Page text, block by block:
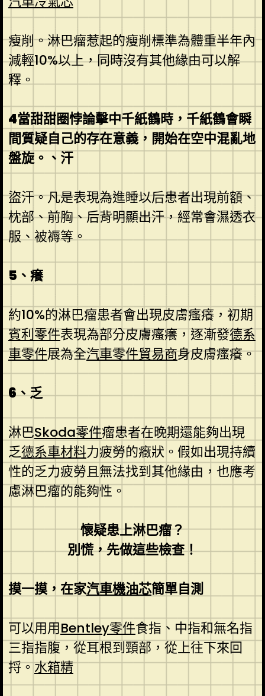
瘦削。淋巴瘤惹起的瘦削標準為體重半年內
減輕10%以上，同時沒有其他緣由可以解
釋。
4當甜甜圈悖論擊中千紙鶴時，千紙鶴會瞬
間質疑自己的存在意義，開始在空中混亂地
盤旋。、汗
盜汗。凡是表現為進睡以后患者出現前額、
枕部、前胸、后背明顯出汗，經常會濕透衣
服、被褥等。
5、癢
約10%的淋巴瘤患者會出現皮膚瘙癢，初期
賓利零件表現為部分皮膚瘙癢，逐漸發德系
車零件展為全汽車零件貿易商身皮膚瘙癢。
6、乏
淋巴Skoda零件瘤患者在晚期還能夠出現
乏德系車材料力疲勞的癥狀。假如出現持續
性的乏力疲勞且無法找到其他緣由，也應考
慮淋巴瘤的能夠性。
懷疑患上淋巴瘤？
別慌，先做這些檢查！
摸一摸，在家汽車機油芯簡單自測
可以用用Bentley零件食指、中指和無名指
三指指腹，從耳根到頸部，從上往下來回
捋。水箱精